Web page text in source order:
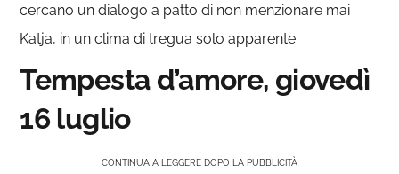
cercano un dialogo a patto di non menzionare mai
Katja, in un clima di tregua solo apparente.
Tempesta d’amore, giovedì
16 luglio
CONTINUA A LEGGERE DOPO LA PUBBLICITÀ